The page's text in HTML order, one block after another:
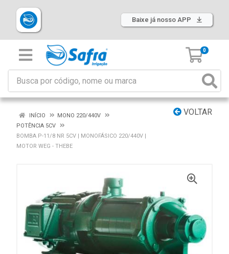
Baixe já nosso APP
0
VOLTAR
INÍCIO
MONO 220/440V
POTÊNCIA 5CV
BOMBA P-11/8 NR 5CV | MONOFÁSICO 220/440V |
MOTOR WEG - THEBE